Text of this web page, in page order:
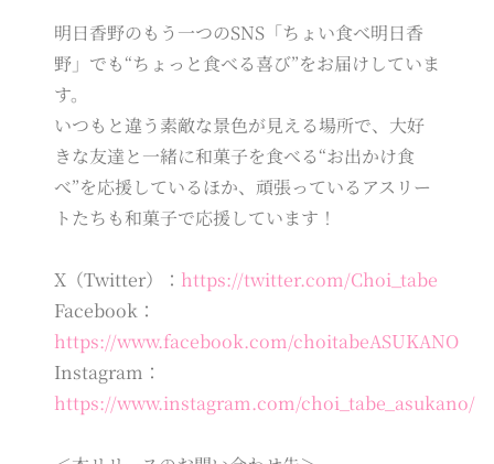
明日香野のもう一つのSNS「ちょい食べ明日香
野」でも“ちょっと食べる喜び”をお届けしていま
す。
いつもと違う素敵な景色が見える場所で、大好
きな友達と一緒に和菓子を食べる“お出かけ食
べ”を応援しているほか、頑張っているアスリー
トたちも和菓子で応援しています！
X（Twitter）： https://twitter.com/Choi_tabe
Facebook：
https://www.facebook.com/choitabeASUKANO
Instagram：
https://www.instagram.com/choi_tabe_asukano/